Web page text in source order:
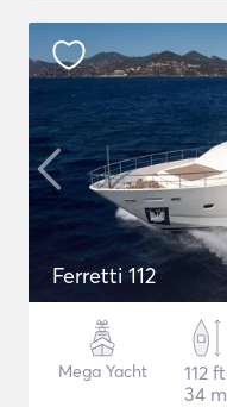
Ferretti 112
Mega Yacht
112 ft
34 m